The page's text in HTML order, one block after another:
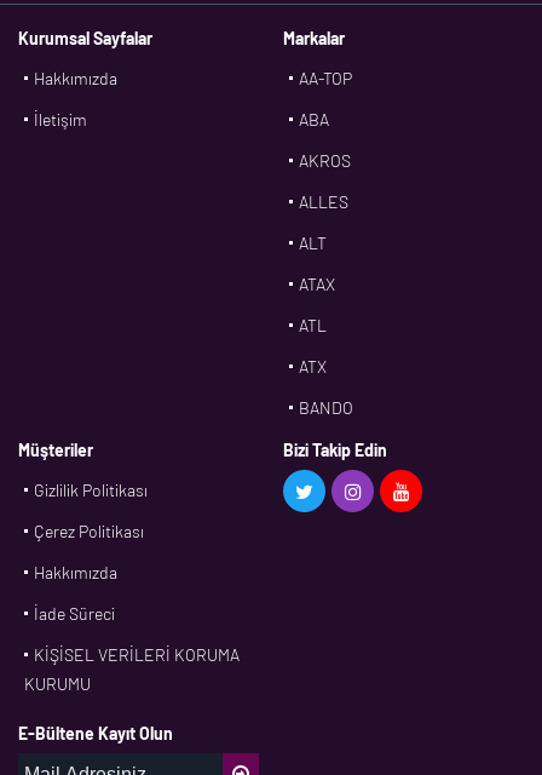
Kurumsal Sayfalar
Hakkımızda
İletişim
Markalar
AA-TOP
ABA
AKROS
ALLES
ALT
ATAX
ATL
ATX
BANDO
BMS
CDF
Müşteriler
Gizlilik Politikası
Çerez Politikası
Hakkımızda
İade Süreci
KİŞİSEL VERİLERİ KORUMA
KURUMU
Bizi Takip Edin
E-Bültene Kayıt Olun